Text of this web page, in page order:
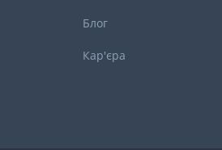
Блог
Кар'єра